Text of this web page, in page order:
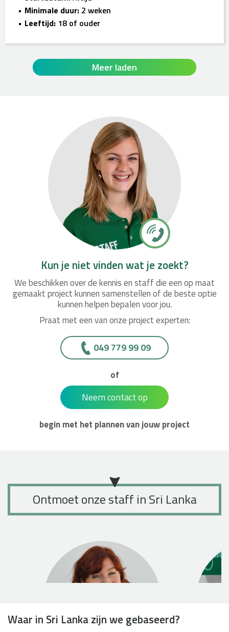
Minimale duur: 2 weken
Leeftijd: 18 of ouder
Meer laden
Kun je niet vinden wat je zoekt?
We beschikken over de kennis en staff die een op maat
gemaakt project kunnen samenstellen of de beste optie
kunnen helpen bepalen voor jou.
Praat met een van onze project experten:
049 779 99 09
of
Neem contact op
begin met het plannen van jouw project
Ontmoet onze staff in Sri Lanka
Waar in Sri Lanka zijn we gebaseerd?